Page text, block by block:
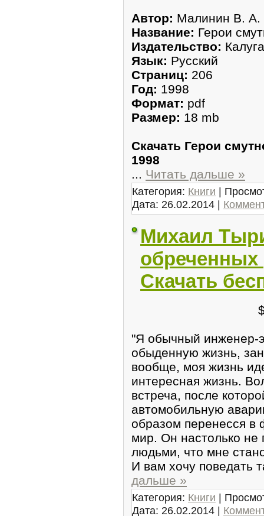
Автор: Малинин В. А.
Название: Герои
Издательство:
Язык: Русский
Страниц: 206
Год: 1998
Формат: pdf
Размер: 18 mb
Скачать Герои
1998
... Читать дальше »
Категория: Книги |
Дата: 26.02.2014 |
Михаил
обреченных
Скачать
"Я обычный инженер-
обыденную жизнь,
вообще, моя жизнь
интересная жизнь.
встреча, после
автомобильную
образом перенесся в
мир. Он настолько не
людьми, что мне
И вам хочу поведать
дальше »
Категория: Книги |
Дата: 26.02.2014 |